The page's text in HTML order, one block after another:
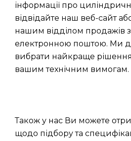
інформації про
відвідайте наш веб-сайт
нашим відділом продажів
електронною поштою. Ми
вибрати найкраще
вашим технічним вимогам.
Також у нас Ви можете
щодо підбору та